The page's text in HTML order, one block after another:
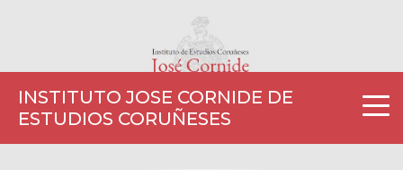
INSTITUTO JOSE CORNIDE DE
ESTUDIOS CORUÑESES